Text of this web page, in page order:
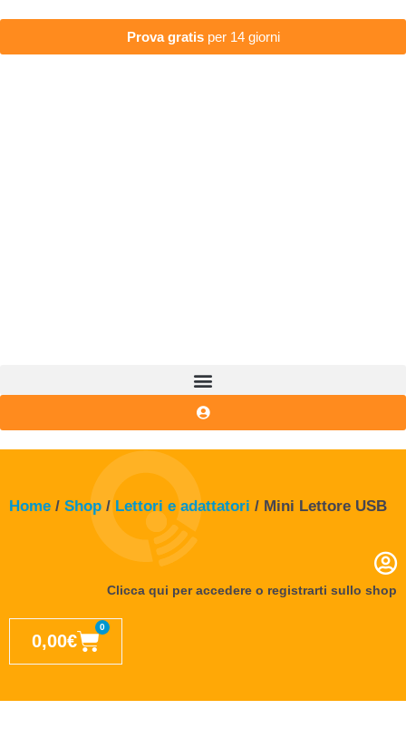
Prova gratisper 14 giorni
Home / Shop / Lettori e adattatori / Mini Lettore USB
Clicca qui per accedere o registrarti sullo shop
0,00€
0